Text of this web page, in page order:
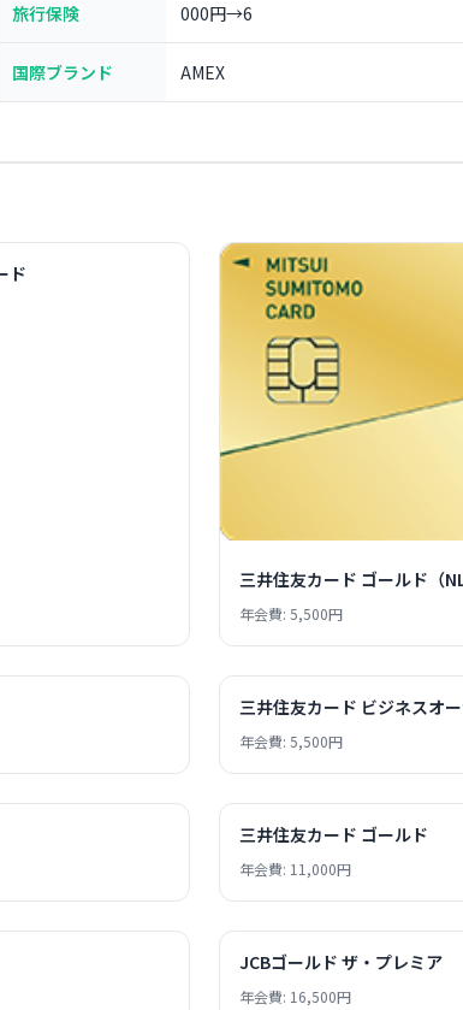
旅行保険 000円→6
国際ブランド AMEX
ド
三井住友カード ゴールド（NL
年会費: 5,500円
三井住友カード ビジネスオ
年会費: 5,500円
三井住友カード ゴールド
年会費: 11,000円
JCBゴールド ザ・プレミア
年会費: 16,500円